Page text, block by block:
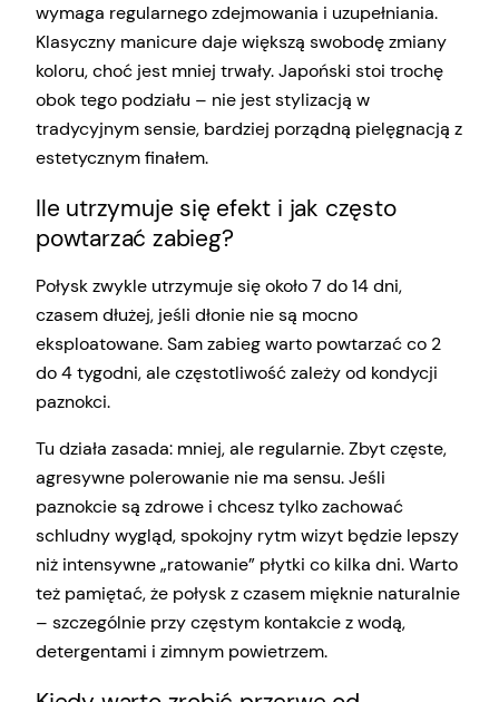
wymaga regularnego zdejmowania i uzupełniania.
Klasyczny manicure daje większą swobodę zmiany
koloru, choć jest mniej trwały. Japoński stoi trochę
obok tego podziału – nie jest stylizacją w
tradycyjnym sensie, bardziej porządną pielęgnacją z
estetycznym finałem.
Ile utrzymuje się efekt i jak często
powtarzać zabieg?
Połysk zwykle utrzymuje się około 7 do 14 dni,
czasem dłużej, jeśli dłonie nie są mocno
eksploatowane. Sam zabieg warto powtarzać co 2
do 4 tygodni, ale częstotliwość zależy od kondycji
paznokci.
Tu działa zasada: mniej, ale regularnie. Zbyt częste,
agresywne polerowanie nie ma sensu. Jeśli
paznokcie są zdrowe i chcesz tylko zachować
schludny wygląd, spokojny rytm wizyt będzie lepszy
niż intensywne „ratowanie” płytki co kilka dni. Warto
też pamiętać, że połysk z czasem mięknie naturalnie
– szczególnie przy częstym kontakcie z wodą,
detergentami i zimnym powietrzem.